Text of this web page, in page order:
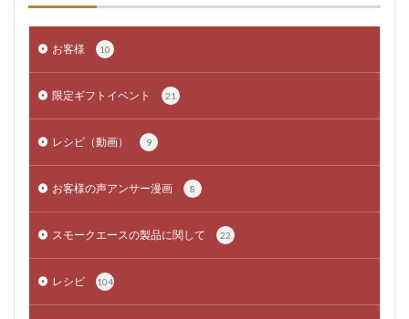
お客様 10
限定ギフトイベント 21
レシピ（動画） 9
お客様の声アンサー漫画 8
スモークエースの製品に関して 22
レシピ 104